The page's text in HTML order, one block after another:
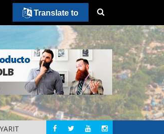
NAYARIT MUNICIPIOS DE
Translate to